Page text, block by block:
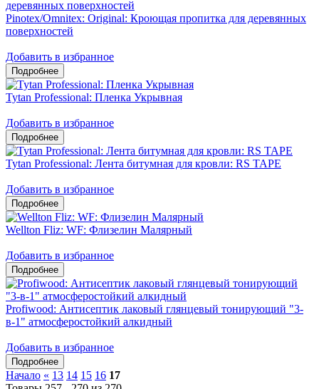
Pinotex/Omnitex: Original: Кроющая пропитка для деревянных
поверхностей
Добавить в избранное
Tytan Professional: Пленка Укрывная
Добавить в избранное
Tytan Professional: Лента битумная для кровли: RS TAPE
Добавить в избранное
Wellton Fliz: WF: Флизелин Малярный
Добавить в избранное
Profiwood: Антисептик лаковый глянцевый тонирующий "3-
в-1" атмосферостойкий алкидный
Добавить в избранное
Начало « 13 14 15 16 17